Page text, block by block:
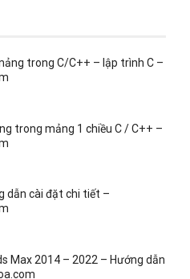
trong C/C++ – lập trình C –
trong mảng 1 chiều C / C++ –
dẫn cài đặt chi tiết –
Max 2014 – 2022 – Hướng dẫn